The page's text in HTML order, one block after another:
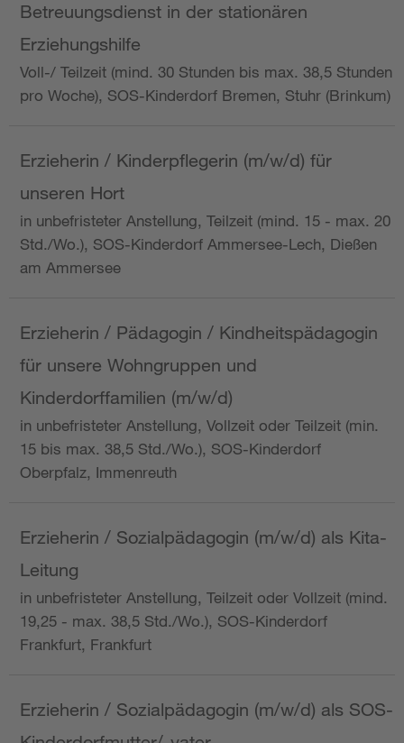
Betreuungsdienst in der stationären
Erziehungshilfe
Voll-/ Teilzeit (mind. 30 Stunden bis max. 38,5 Stunden
pro Woche), SOS-Kinderdorf Bremen, Stuhr (Brinkum)
Erzieherin / Kinderpflegerin (m/w/d) für
unseren Hort
in unbefristeter Anstellung, Teilzeit (mind. 15 - max. 20
Std./Wo.), SOS-Kinderdorf Ammersee-Lech, Dießen
am Ammersee
Erzieherin / Pädagogin / Kindheitspädagogin
für unsere Wohngruppen und
Kinderdorffamilien (m/w/d)
in unbefristeter Anstellung, Vollzeit oder Teilzeit (min.
15 bis max. 38,5 Std./Wo.), SOS-Kinderdorf
Oberpfalz, Immenreuth
Erzieherin / Sozialpädagogin (m/w/d) als Kita-
Leitung
in unbefristeter Anstellung, Teilzeit oder Vollzeit (mind.
19,25 - max. 38,5 Std./Wo.), SOS-Kinderdorf
Frankfurt, Frankfurt
Erzieherin / Sozialpädagogin (m/w/d) als SOS-